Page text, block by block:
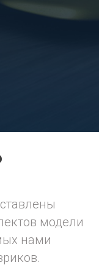
модели
нами